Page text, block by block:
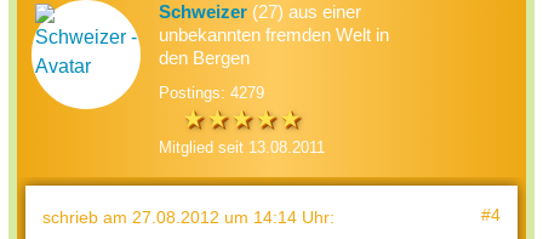
Schweizer (27) aus einer
unbekannten fremden Welt in
den Bergen
Postings: 4279
Mitglied seit 13.08.2011
schrieb am 27.08.2012 um 14:14 Uhr: #4